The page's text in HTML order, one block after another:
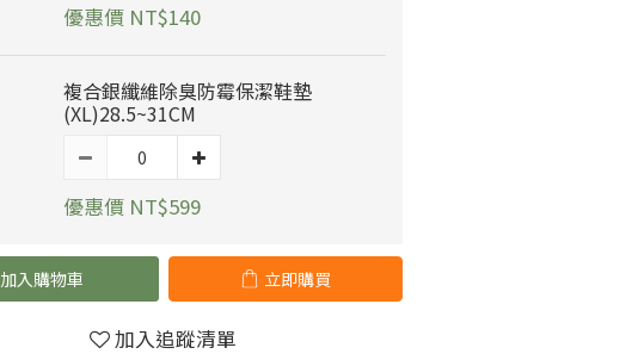
優惠價 NT$140
複合銀纖維除臭防霉保潔鞋墊
(XL)28.5~31CM
優惠價 NT$599
加入購物車 立即購買
加入追蹤清單